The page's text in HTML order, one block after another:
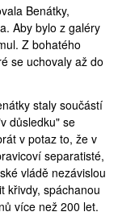
Benátky,
Aby bylo z galéry
Z bohatého
se uchovaly až do
staly součástí
důsledku" se
v potaz to, že v
separatisté,
vládě nezávislou
křivdy, spáchanou
více než 200 let.